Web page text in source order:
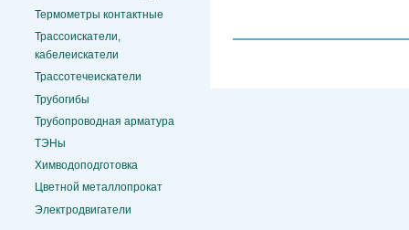
Термометры контактные
Трассоискатели,
кабелеискатели
Трассотечеискатели
Трубогибы
Трубопроводная арматура
ТЭНы
Химводоподготовка
Цветной металлопрокат
Электродвигатели